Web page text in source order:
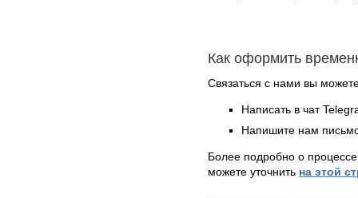
Как оформить
Связаться с нами вы
Написать в чат
Напишите нам
Более подробно о
можете уточнить на этой